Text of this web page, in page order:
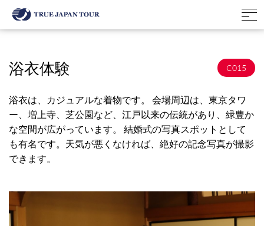
浴衣体験 C015
浴衣は、カジュアルな着物です。 会場周辺は、東京タワ
ー、増上寺、芝公園など、江戸以来の伝統があり、緑豊か
な空間が広がっています。 結婚式の写真スポットとして
も有名です。天気が悪くなければ、絶好の記念写真が撮影
できます。